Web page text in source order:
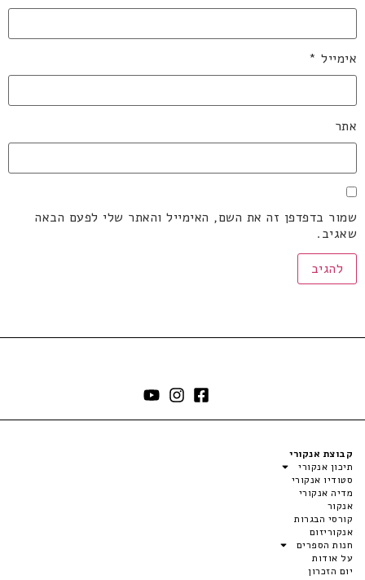
אימייל *
אתר
שמור בדפדפן זה את השם, האימייל והאתר שלי לפעם הבאה
שאגיב.
קבוצת אנקורי
תיכון אנקורי
סטודיו אנקורי
מדיה אנקורי
אנקור
קורסי הבגרות
אנקוריזום
חנות הספרים
על אודות
יום הזכרון